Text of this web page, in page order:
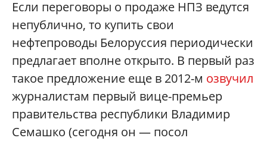
Если переговоры о продаже НПЗ ведутся
непублично, то купить свои
нефтепроводы Белоруссия периодически
предлагает вполне открыто. В первый раз
такое предложение еще в 2012-м озвучил
журналистам первый вице-премьер
правительства республики Владимир
Семашко (сегодня он — посол